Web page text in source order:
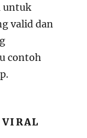
untuk
valid dan
contoh